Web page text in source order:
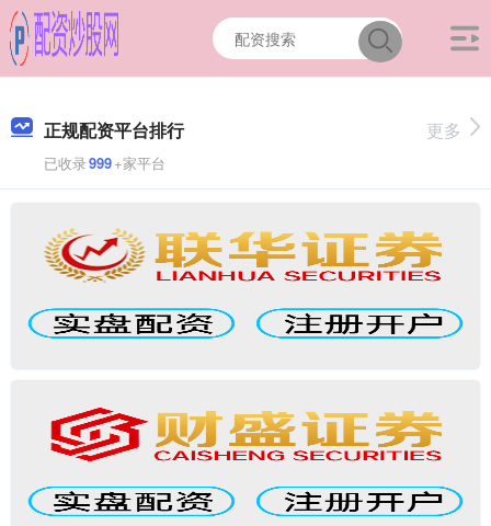
正规配资平台排行
已收录999+家平台
更多